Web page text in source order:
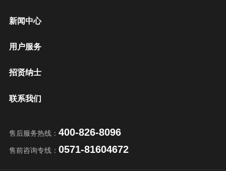
新闻中心
用户服务
招贤纳士
联系我们
售后服务热线： 400-826-8096
售前咨询专线： 0571-81604672